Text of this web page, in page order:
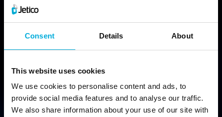
Consent Details About
This website uses cookies
We use cookies to personalise content and ads, to
provide social media features and to analyse our traffic.
We also share information about your use of our site with
La meilleure sécurité fonctionne comme vous le